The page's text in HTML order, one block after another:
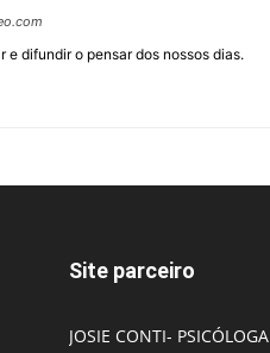
e difundir o pensar dos nossos dias.
Site parceiro
JOSIE CONTI- PSICÓLOGA